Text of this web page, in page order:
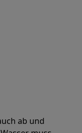
ab und